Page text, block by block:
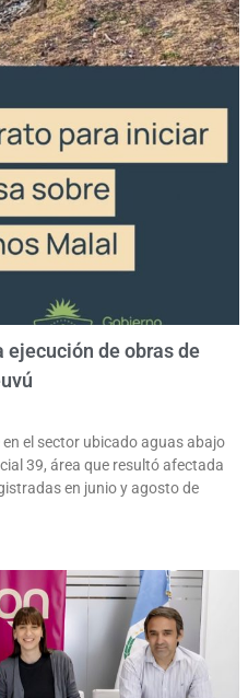
de obras de
el sector ubicado aguas abajo
39, área que resultó afectada
en junio y agosto de